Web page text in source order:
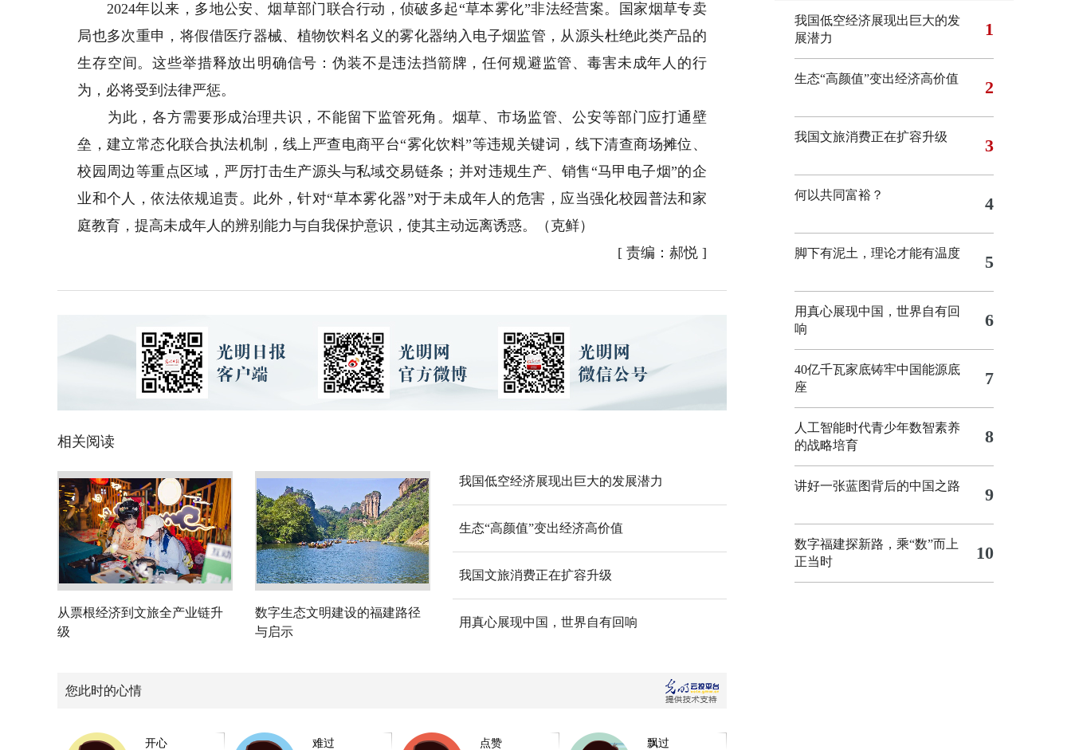
2024年以来，多地公安、烟草部门联合行动，侦破多起“草本雾化”非法经营案。国家烟草专卖
局也多次重申，将假借医疗器械、植物饮料名义的雾化器纳入电子烟监管，从源头杜绝此类产品的
生存空间。这些举措释放出明确信号：伪装不是违法挡箭牌，任何规避监管、毒害未成年人的行
为，必将受到法律严惩。
为此，各方需要形成治理共识，不能留下监管死角。烟草、市场监管、公安等部门应打通壁
垒，建立常态化联合执法机制，线上严查电商平台“雾化饮料”等违规关键词，线下清查商场摊位、
校园周边等重点区域，严厉打击生产源头与私域交易链条；并对违规生产、销售“马甲电子烟”的企
业和个人，依法依规追责。此外，针对“草本雾化器”对于未成年人的危害，应当强化校园普法和家
庭教育，提高未成年人的辨别能力与自我保护意识，使其主动远离诱惑。（克鲜）
[ 责编：郝悦 ]
相关阅读
从票根经济到文旅全产业链升
级
数字生态文明建设的福建路径
与启示
我国低空经济展现出巨大的发展潜力
生态“高颜值”变出经济高价值
我国文旅消费正在扩容升级
用真心展现中国，世界自有回响
您此时的心情
开心 难过 点赞 飘过
我国低空经济展现出巨大的发
展潜力
1
生态“高颜值”变出经济高价值 2
我国文旅消费正在扩容升级 3
何以共同富裕？ 4
脚下有泥土，理论才能有温度 5
用真心展现中国，世界自有回
响
6
40亿千瓦家底铸牢中国能源底
座
7
人工智能时代青少年数智素养
的战略培育
8
讲好一张蓝图背后的中国之路 9
数字福建探新路，乘“数”而上
正当时
10